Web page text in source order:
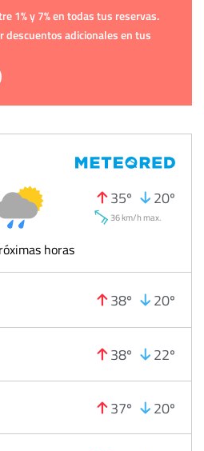
1% y 7% en todas tus reservas.
descuentos adicionales en tus
35º 20º
36 km/h max.
horas
38º 20º
38º 22º
37º 20º